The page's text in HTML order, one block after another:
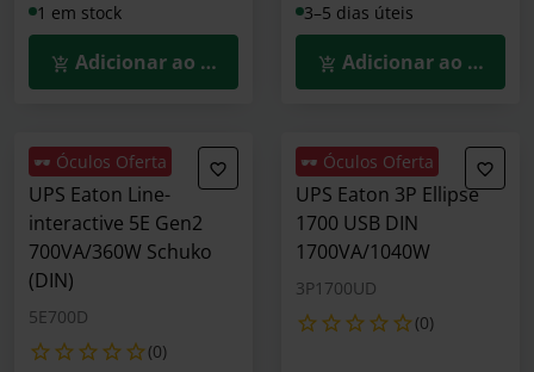
1 em stock
Adicionar ao Carrinho
3–5 dias úteis
Adicionar ao
🕶️ Óculos Oferta
UPS Eaton Line-
interactive 5E Gen2
700VA/360W Schuko
(DIN)
5E700D
(0)
🕶️ Óculos Oferta
UPS Eaton 3P Ellipse
1700 USB DIN
1700VA/1040W
3P1700UD
(0)